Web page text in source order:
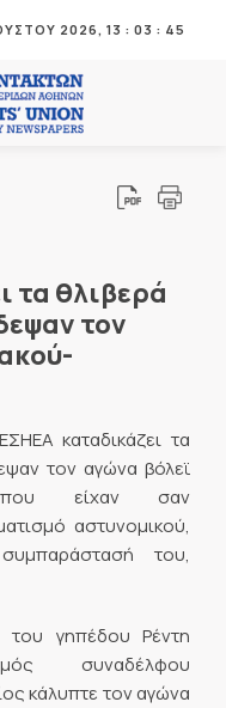
2026, 13 : 03 : 46
τα θλιβερά
τον
καταδικάζει τα
τον αγώνα βόλεϊ
που είχαν σαν
αστυνομικού,
του,
του γηπέδου Ρέντη
συναδέλφου
κάλυπτε τον αγώνα